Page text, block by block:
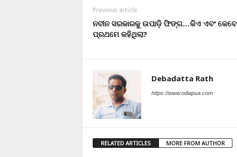
Previous article
ନବୀନ ସରକାରକୁ ଉପାଡ଼ି ଫିଙ୍ଗ…କିଏ ଏବଂ କେବେ
ପ୍ରଥମେ କହିଥିଲା?
Debadatta Rath
https://www.odiapua.com
RELATED ARTICLES MORE FROM AUTHOR